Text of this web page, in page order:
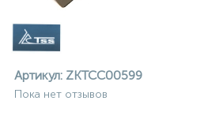
Артикул: ZKTCC00599
Пока нет отзывов